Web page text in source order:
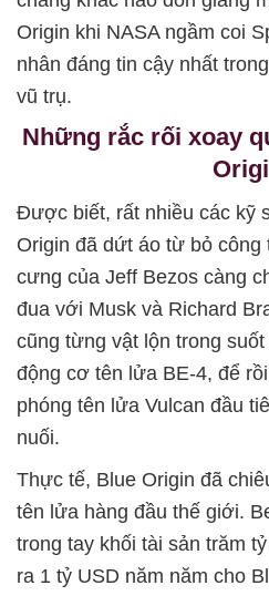
Origin khi NASA ngầm coi
nhân đáng tin cậy nhất
vũ trụ.
Những rắc rối xoay
Được biết, rất nhiều các kỹ
Origin đã dứt áo từ bỏ công
cưng của Jeff Bezos càng
đua với Musk và Richard
cũng từng vật lộn trong
động cơ tên lửa BE-4, để
phóng tên lửa Vulcan đầu
nuối.
Thực tế, Blue Origin đã
tên lửa hàng đầu thế giới.
trong tay khối tài sản trăm
ra 1 tỷ USD năm năm cho